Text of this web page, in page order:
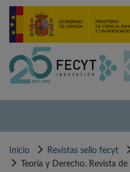
Pasar
contenido
Inicio
Revistas sello fecyt
Teoría y Derecho. Revista